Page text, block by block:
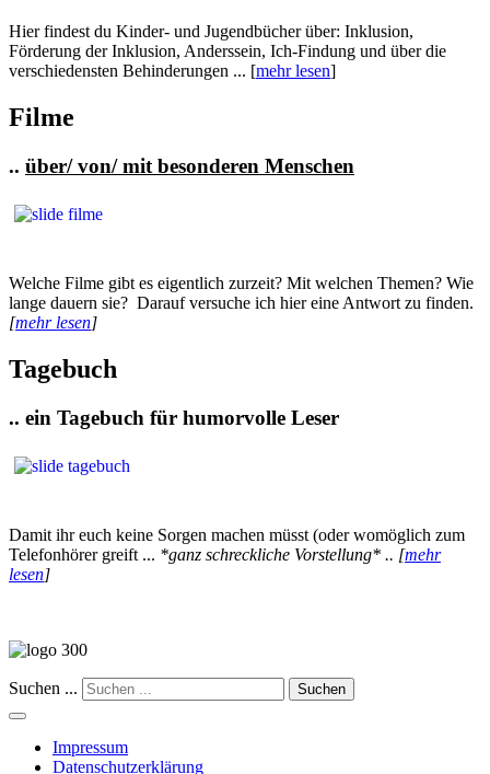
Hier findest du Kinder- und Jugendbücher über: Inklusion,
Förderung der Inklusion, Anderssein, Ich-Findung und über die
verschiedensten Behinderungen ... [mehr lesen]
Filme
.. über/ von/ mit besonderen Menschen
Welche Filme gibt es eigentlich zurzeit? Mit welchen Themen? Wie
lange dauern sie? Darauf versuche ich hier eine Antwort zu finden.
[mehr lesen]
Tagebuch
.. ein Tagebuch für humorvolle Leser
Damit ihr euch keine Sorgen machen müsst (oder womöglich zum
Telefonhörer greift ... *ganz schreckliche Vorstellung* .. [mehr
lesen]
Suchen ... Suchen
Impressum
Datenschutzerklärung